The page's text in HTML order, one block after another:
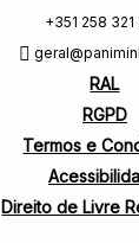
+351 258 321
RAL
RGPD
Termos e
Direito de Livre